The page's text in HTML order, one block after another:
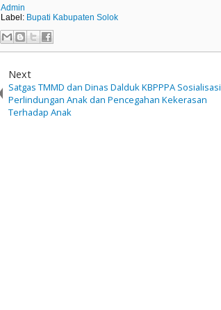
Admin
Label: Bupati Kabupaten Solok
Next
Satgas TMMD dan Dinas Dalduk KBPPPA Sosialisasi
Perlindungan Anak dan Pencegahan Kekerasan
Terhadap Anak